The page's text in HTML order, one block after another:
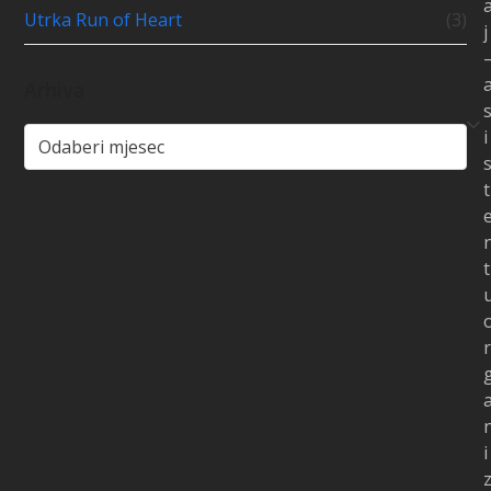
Utrka Run of Heart (3)
Arhiva
j
s
i
s
t
t
r
i
z